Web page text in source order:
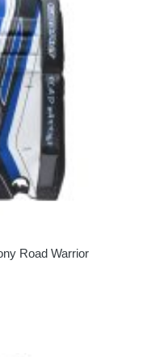
Road Warrior